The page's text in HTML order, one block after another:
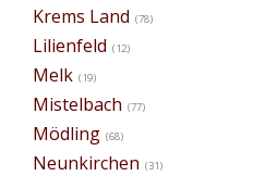
Krems Land (78)
Lilienfeld (12)
Melk (19)
Mistelbach (77)
Mödling (68)
Neunkirchen (31)